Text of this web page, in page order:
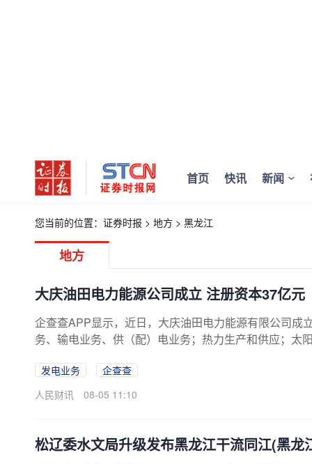
首页 快讯 新闻
您当前的位置： 证券时报 > 地方 > 黑龙江
地方
大庆油田电力能源公司成立 注册资本37亿元
企查查APP显示，近日，大庆油田电力能源有限公司成
务、输电业务、供（配）电业务；热力生产和供应；太
发电业务
企查查
人民财讯
08-05 11:10
松辽委水文局升级发布黑龙江干流同江(黑龙